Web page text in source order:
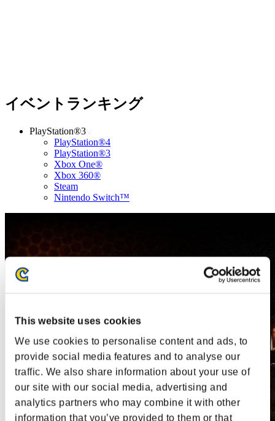
This website uses cookies
We use cookies to personalise content and ads, to
provide social media features and to analyse our
traffic. We also share information about your use of
our site with our social media, advertising and
analytics partners who may combine it with other
information that you’ve provided to them or that
イベントランキング
PlayStation®3
PlayStation®4
PlayStation®3
Xbox One®
Xbox 360®
Steam
Nintendo Switch™